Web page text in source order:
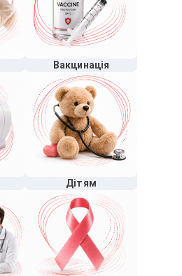
Вакцинація
Дітям